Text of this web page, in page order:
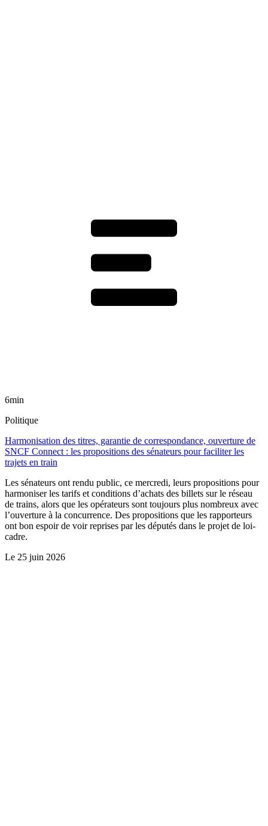
6min
Politique
Harmonisation des titres, garantie de correspondance, ouverture de
SNCF Connect : les propositions des sénateurs pour faciliter les
trajets en train
Les sénateurs ont rendu public, ce mercredi, leurs propositions pour
harmoniser les tarifs et conditions d’achats des billets sur le réseau
de trains, alors que les opérateurs sont toujours plus nombreux avec
l’ouverture à la concurrence. Des propositions que les rapporteurs
ont bon espoir de voir reprises par les députés dans le projet de loi-
cadre.
Le 25 juin 2026